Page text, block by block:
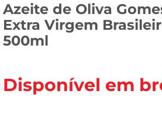
Azeite de Oliva
Extra Virgem
500ml
Disponível em
café
cerveja
leite